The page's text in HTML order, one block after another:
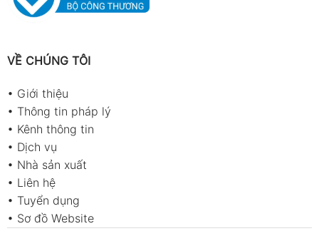
VỀ CHÚNG TÔI
• Giới thiệu
• Thông tin pháp lý
• Kênh thông tin
• Dịch vụ
• Nhà sản xuất
• Liên hệ
• Tuyển dụng
• Sơ đồ Website